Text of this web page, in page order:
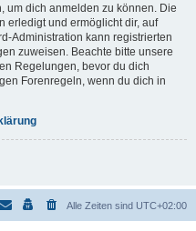
um dich anmelden zu können. Die
erledigt und ermöglicht dir, auf
Administration kann registrierten
zuweisen. Beachte bitte unsere
Regelungen, bevor du dich
Forenregeln, wenn du dich in
Alle Zeiten sind UTC+02:00